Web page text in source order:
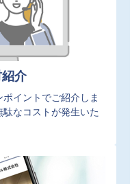
紹介
イントでご紹介しま
なコストが発生いた